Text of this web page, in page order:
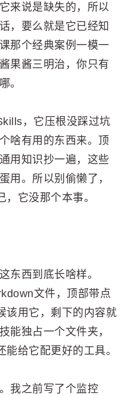
来说是缺失的，所以
，要么就是它已经知
那个经典案例一模一
果酱三明治，你只有
。
，它压根没踩过坑
啥有用的东西来。顶
用知识抄一遍，这些
用。所以别偷懒了，
它没那个本事。
东西到底长啥样。
文件，顶部带点
该用它，剩下的内容就
能独占一个文件夹，
给它配更好的工具。
我之前写了个监控